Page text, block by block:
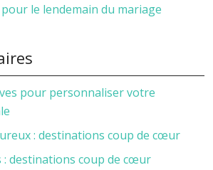
le lendemain du mariage
pour personnaliser votre
: destinations coup de cœur
: destinations coup de cœur